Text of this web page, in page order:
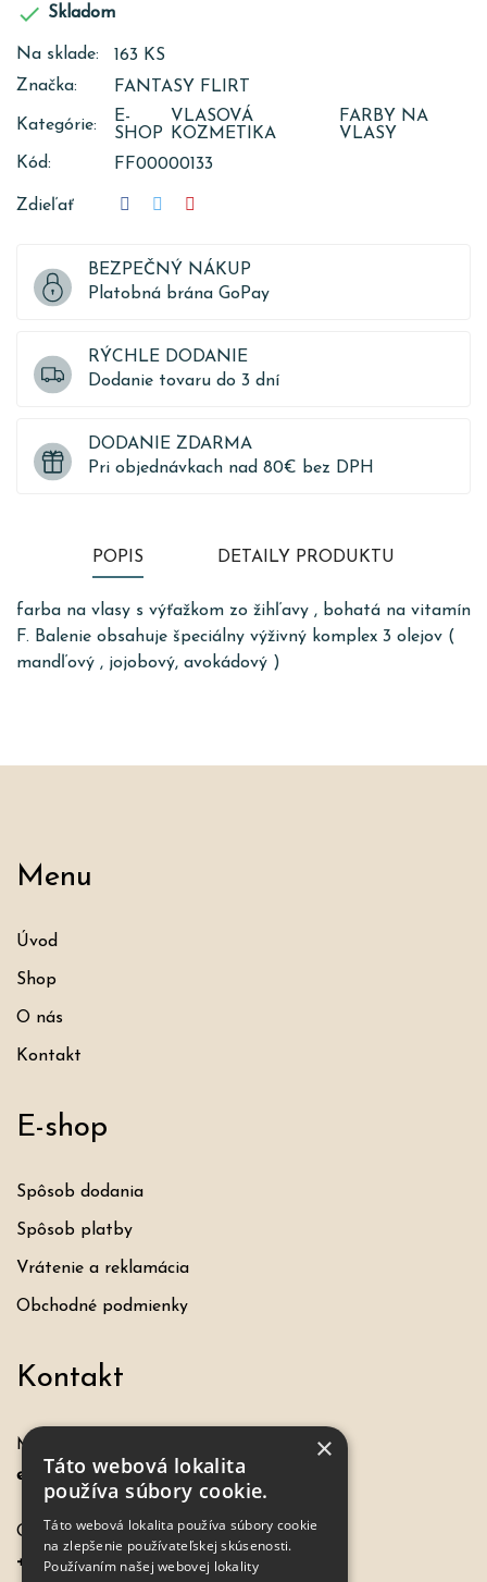
 Skladom
Na sklade:
163 KS
Značka:
FANTASY FLIRT
Kategórie:
E-
SHOP
VLASOVÁ
KOZMETIKA
FARBY NA
VLASY
Kód:
FF00000133
Zdieľať
BEZPEČNÝ NÁKUP
Platobná brána GoPay
RÝCHLE DODANIE
Dodanie tovaru do 3 dní
DODANIE ZDARMA
Pri objednávkach nad 80€ bez DPH
POPIS DETAILY PRODUKTU
farba na vlasy s výťažkom zo žihľavy , bohatá na vitamín
F. Balenie obsahuje špeciálny výživný komplex 3 olejov (
mandľový , jojobový, avokádový )
Menu
Úvod
Shop
O nás
Kontakt
E-shop
Spôsob dodania
Spôsob platby
Vrátenie a reklamácia
Obchodné podmienky
Kontakt
Máte otázku, požiadavku?
eshop@hochel.sk
Objednávky:
+421 917 649 198
×
Táto webová lokalita
používa súbory cookie.
Táto webová lokalita používa súbory cookie
na zlepšenie používateľskej skúsenosti.
Používaním našej webovej lokality